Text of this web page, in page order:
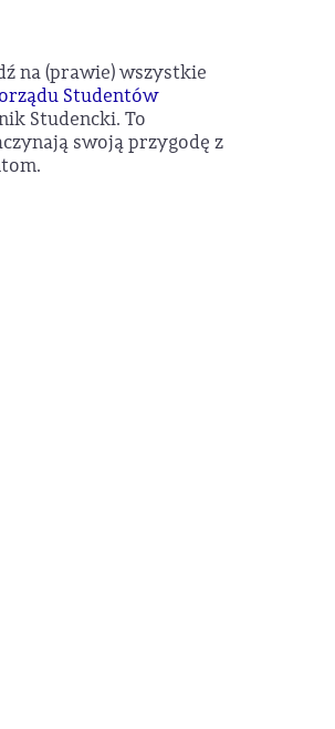
na (prawie) wszystkie
Studentów
Studencki. To
swoją przygodę z